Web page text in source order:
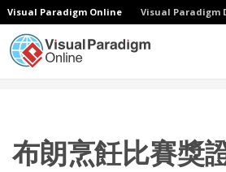
Visual Paradigm Online Visual Paradigm
布朗烹飪比賽獎